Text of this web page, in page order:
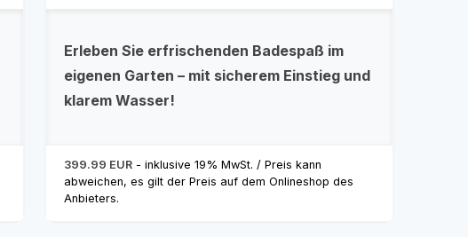
Erleben Sie erfrischenden Badespaß im
eigenen Garten – mit sicherem Einstieg und
klarem Wasser!
399.99 EUR - inklusive 19% MwSt. / Preis kann
abweichen, es gilt der Preis auf dem Onlineshop des
Anbieters.